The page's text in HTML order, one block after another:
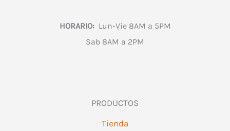
HORARIO:Lun-Vie 8AM a 5PM
Sab 8AM a 2PM
PRODUCTOS
Tienda